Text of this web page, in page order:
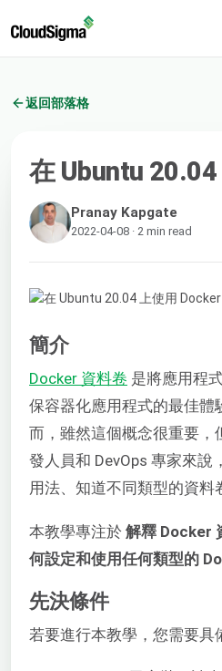
返回部落格
在 Ubuntu
Pranay Kapgate
2022-04-08 · 2 min read
簡介
Docker 資料卷 是將應用程
保容器化應用程式的最佳
而，雖然這個概念很重要
發人員和 DevOps 專家來
用法、知道不同類型的資
本教學專注於 解釋 Docker
何設定和使用任何類型的
先決條件
若要進行本教學，您需要具